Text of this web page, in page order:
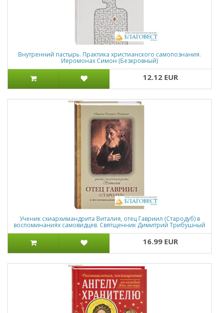
Внутренний пастырь. Практика христианского самопознания.
Иеромонах Симон (Безкровный)
12.12 EUR
Ученик схиархимандрита Виталия, отец Гавриил (Стародуб) в
воспоминаниях самовидцев. Святщенник Димитрий Трибушный
16.99 EUR